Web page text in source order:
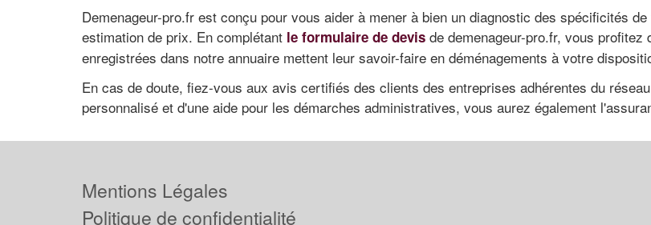
Demenageur-pro.fr est conçu pour vous aider à mener à bien un diagnostic des spécificités
estimation de prix. En complétant le formulaire de devis de demenageur-pro.fr, vous
enregistrées dans notre annuaire mettent leur savoir-faire en déménagements à votre
En cas de doute, fiez-vous aux avis certifiés des clients des entreprises adhérentes du
personnalisé et d'une aide pour les démarches administratives, vous aurez également
Mentions Légales
Politique de confidentialité